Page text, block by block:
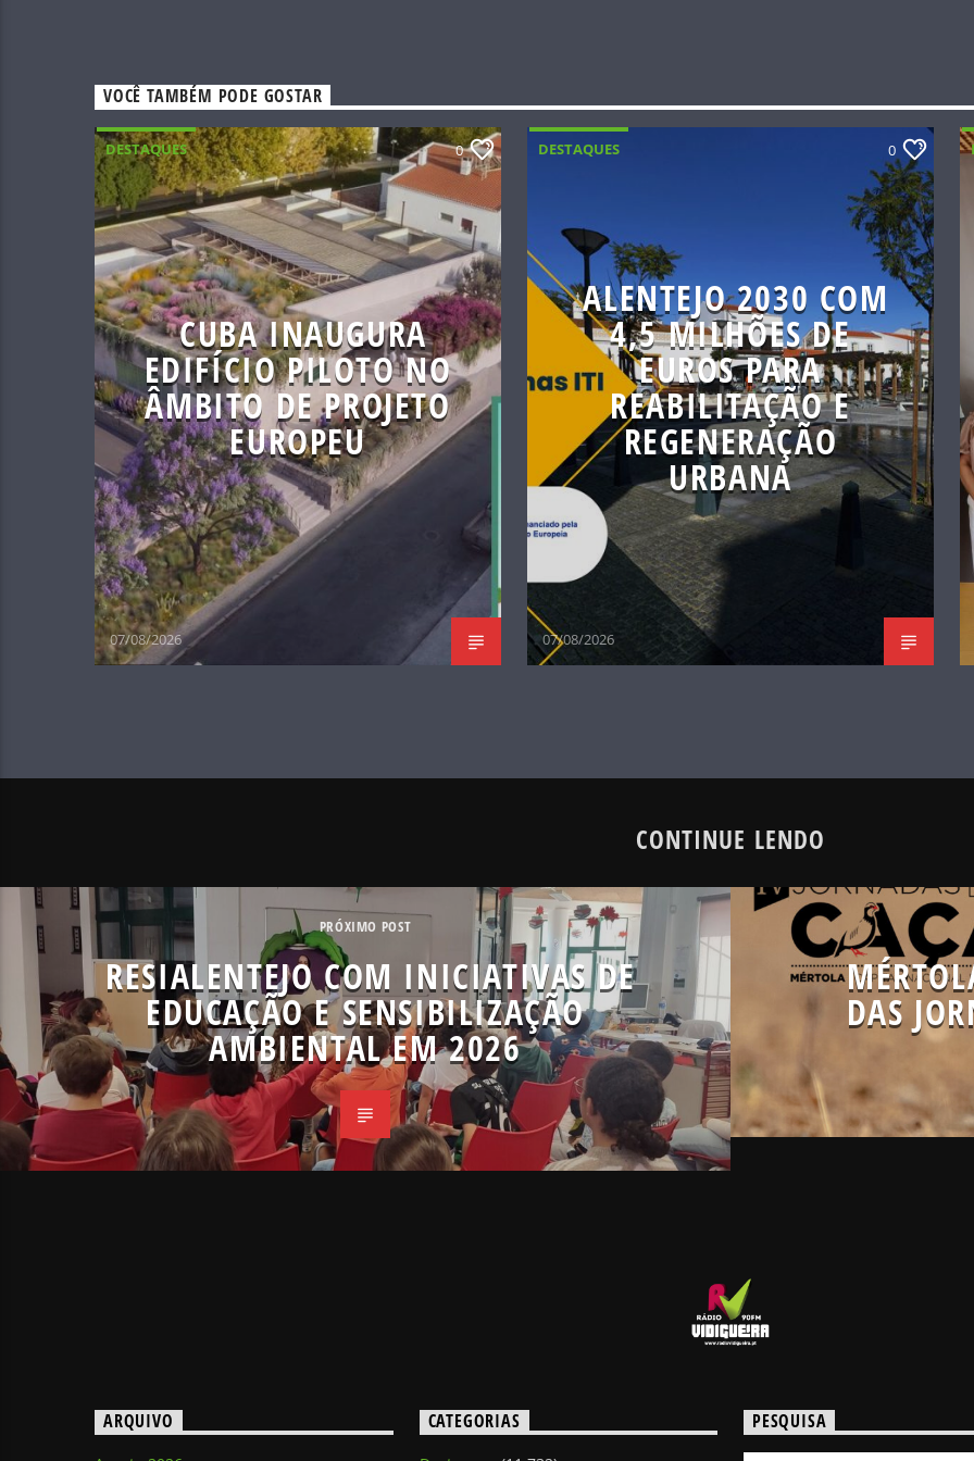
VOCÊ TAMBÉM PODE GOSTAR
DESTAQUES 0
CUBA INAUGURA
EDIFÍCIO PILOTO NO
ÂMBITO DE PROJETO
EUROPEU
07/08/2026
DESTAQUES 0
ALENTEJO 2030 COM
4,5 MILHÕES DE
EUROS PARA
REABILITAÇÃO E
REGENERAÇÃO
URBANA
07/08/2026
CONTINUE LENDO
PRÓXIMO POST
RESIALENTEJO COM INICIATIVAS DE
EDUCAÇÃO E SENSIBILIZAÇÃO
AMBIENTAL EM 2026
DAS
ARQUIVO CATEGORIAS PESQUISA